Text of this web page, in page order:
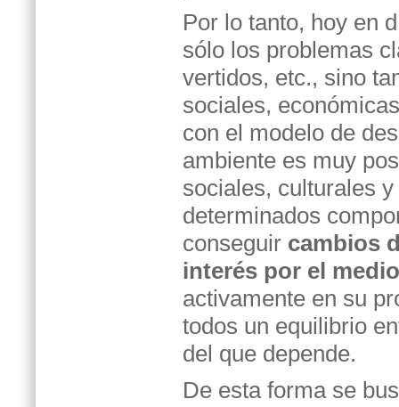
Por lo tanto, hoy en
sólo los problemas
vertidos, etc., sino
sociales,
con el modelo de
ambiente es muy
sociales, culturales
determinados
conseguir cambios
interés por el
activamente en su
todos un equilibrio
del que depende.
De esta forma se